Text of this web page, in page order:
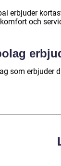
erbjuder
och
som erbjuder